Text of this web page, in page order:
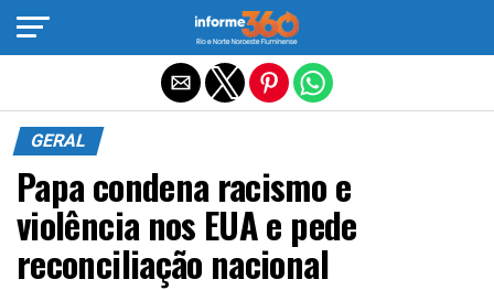
GERAL
Papa condena racismo e
violência nos EUA e pede
reconciliação nacional
Sair da versão mobile